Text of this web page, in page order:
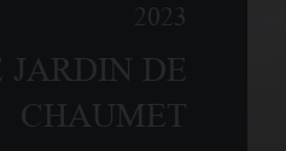
2023
DE
CHAUMET